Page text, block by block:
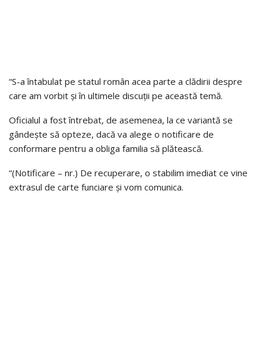
“S-a întabulat pe statul român acea parte a clădirii despre
care am vorbit și în ultimele discuții pe această temă.
Oficialul a fost întrebat, de asemenea, la ce variantă se
gândește să opteze, dacă va alege o notificare de
conformare pentru a obliga familia să plătească.
“(Notificare – nr.) De recuperare, o stabilim imediat ce vine
extrasul de carte funciare și vom comunica.